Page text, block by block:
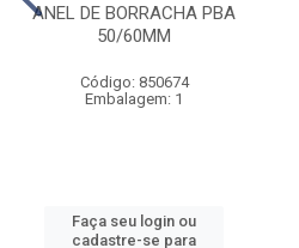
ANEL DE BORRACHA PBA
50/60MM
Código: 850674
Embalagem: 1
Faça seu login ou
cadastre-se para